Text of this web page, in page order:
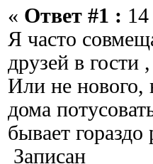
« Ответ #1 :
Я часто
друзей в
Или не нового,
дома
бывает
Записан